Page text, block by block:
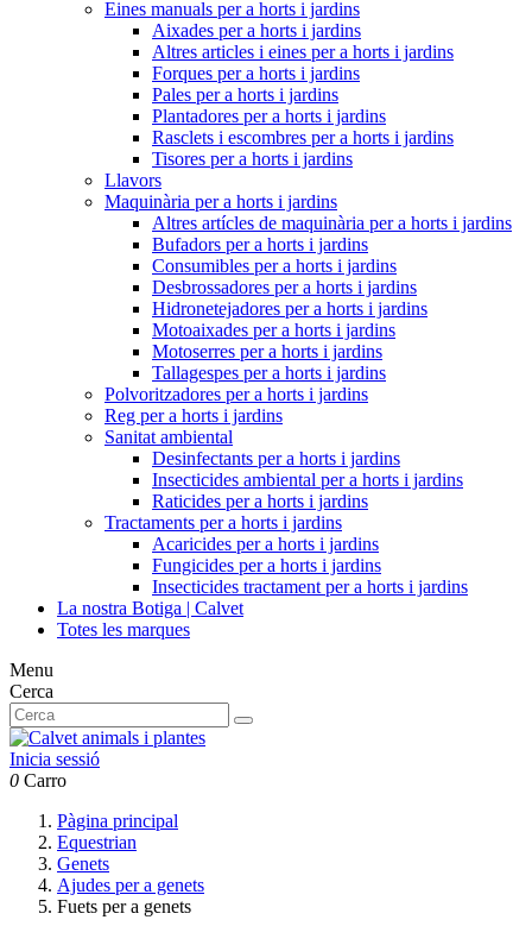
Eines manuals per a horts i jardins
Aixades per a horts i jardins
Altres articles i eines per a horts i jardins
Forques per a horts i jardins
Pales per a horts i jardins
Plantadores per a horts i jardins
Rasclets i escombres per a horts i jardins
Tisores per a horts i jardins
Llavors
Maquinària per a horts i jardins
Altres artícles de maquinària per a horts i jardins
Bufadors per a horts i jardins
Consumibles per a horts i jardins
Desbrossadores per a horts i jardins
Hidronetejadores per a horts i jardins
Motoaixades per a horts i jardins
Motoserres per a horts i jardins
Tallagespes per a horts i jardins
Polvoritzadores per a horts i jardins
Reg per a horts i jardins
Sanitat ambiental
Desinfectants per a horts i jardins
Insecticides ambiental per a horts i jardins
Raticides per a horts i jardins
Tractaments per a horts i jardins
Acaricides per a horts i jardins
Fungicides per a horts i jardins
Insecticides tractament per a horts i jardins
La nostra Botiga | Calvet
Totes les marques
Menu
Cerca
Inicia sessió
0 Carro
Pàgina principal
Equestrian
Genets
Ajudes per a genets
Fuets per a genets